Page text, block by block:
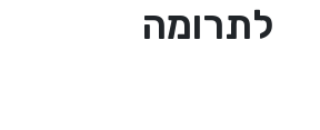
לתרומה